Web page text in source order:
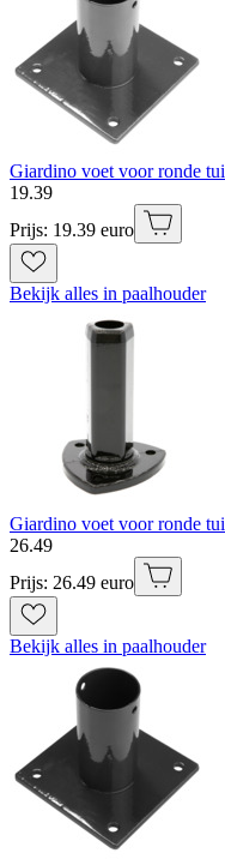
Giardino voet voor ronde
19.39
Prijs: 19.39 euro
Bekijk alles in paalhouder
Giardino voet voor ronde
26.49
Prijs: 26.49 euro
Bekijk alles in paalhouder